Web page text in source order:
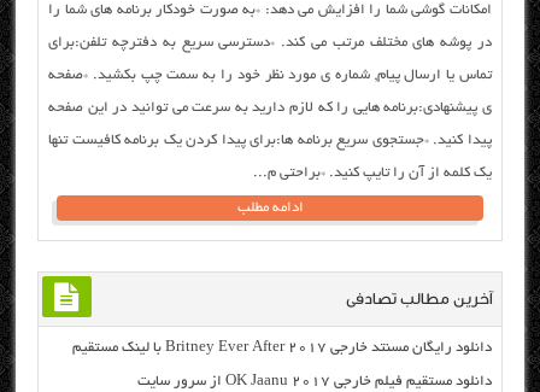
امکانات گوشی شما را افزایش می دهد: *به صورت خودکار برنامه های شما را
در پوشه های مختلف مرتب می کند. *دسترسی سریع به دفترچه تلفن:برای
تماس یا ارسال پیام, شماره ی مورد نظر خود را به سمت چپ بکشید. *صفحه
ی پیشنهادی:برنامه هایی را که لازم دارید به سرعت می توانید در این صفحه
پیدا کنید. *جستجوی سریع برنامه ها:برای پیدا کردن یک برنامه کافیست تنها
یک کلمه از آن را تایپ کنید. *براحتی م...
ادامه مطلب
آخرین مطالب تصادفی
دانلود رایگان مسنتد خارجی Britney Ever After 2017 با لینک مستقیم
دانلود مستقیم فیلم خارجی OK Jaanu 2017 از سرور سایت